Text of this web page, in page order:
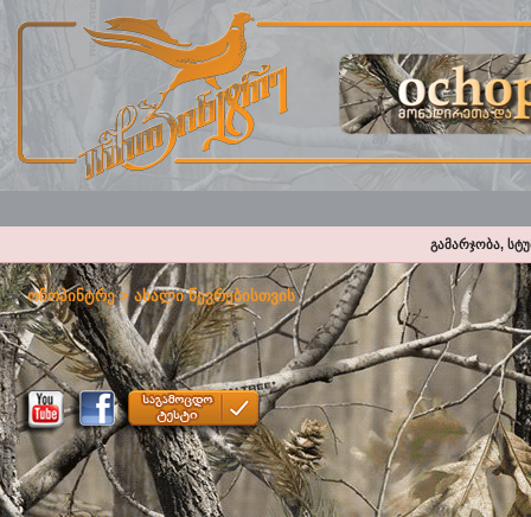
გამარჯობა,
ოჩოპინტრე>ახალი წევრებისთვის